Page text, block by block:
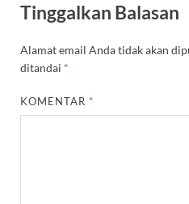
Tinggalkan Balasan
Alamat email Anda tidak akan
ditandai *
KOMENTAR *